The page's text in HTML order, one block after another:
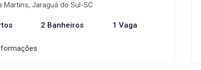
Martins, Jaraguá do Sul-SC
2 Banheiros 1 Vaga